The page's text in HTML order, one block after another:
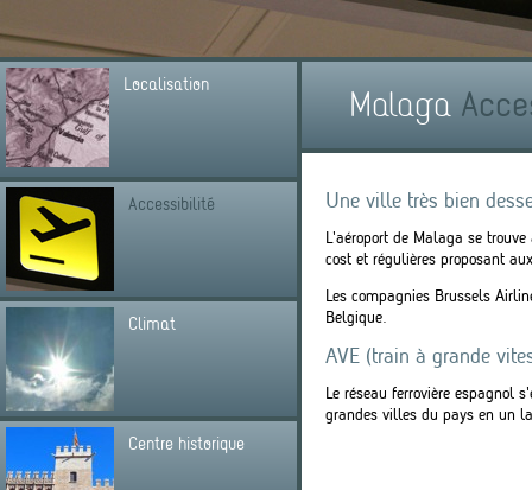
Localisation
Accessibilité
Climat
Centre historique
Malaga
Une ville très bien
L'aéroport de Malaga se
cost et régulières proposant
Les compagnies Brussels
Belgique.
AVE (train à grande
Le réseau ferrovière espagnol
grandes villes du pays en un